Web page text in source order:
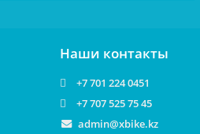
Наши контакты
+7 701 224 0451
+7 707 525 75 45
admin@xbike.kz